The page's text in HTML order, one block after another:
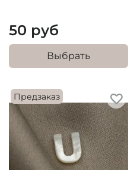
50 руб
Выбрать
Предзаказ